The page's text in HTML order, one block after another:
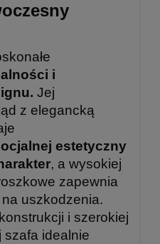
i
Jej
z elegancką
estetyczny
, a wysokiej
zapewnia
uszkodzenia.
i szerokiej
szafa idealnie